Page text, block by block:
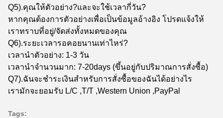
Q5).คุณให้ตัวอย่าง?และจะใช้เวลากี่วัน?
หากคุณต้องการตัวอย่างเพื่อเป็นข้อมูลอ้างอิง โปรดแจ้งให้
เราทราบที่อยู่/จัดส่งทั้งหมดของคุณ
Q6).ระยะเวลารอคอยนานเท่าไหร่?
เวลานำตัวอย่าง: 1-3 วัน
เวลานำจำนวนมาก: 7-20days (ขึ้นอยู่กับปริมาณการสั่งซื้อ)
Q7).ฉันจะชำระเงินสำหรับการสั่งซื้อของฉันได้อย่างไร
เรามักจะยอมรับ L/C ,T/T ,Western Union ,PayPal
Tags: